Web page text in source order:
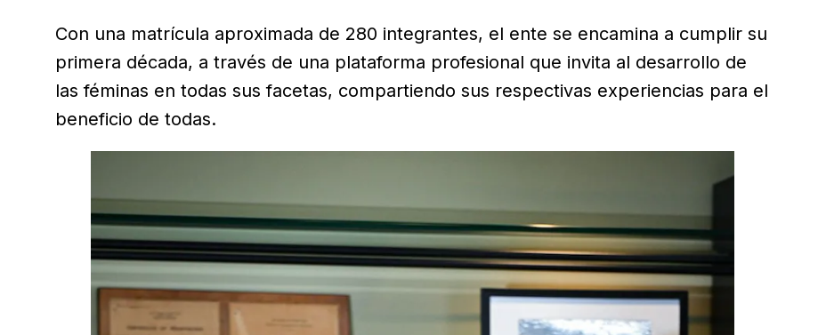
Con una matrícula aproximada de 280 integrantes, el ente se encamina a cumplir su
primera década, a través de una plataforma profesional que invita al desarrollo de
las féminas en todas sus facetas, compartiendo sus respectivas experiencias para el
beneficio de todas.